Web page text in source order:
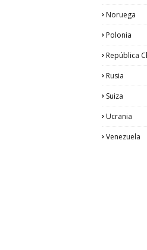
Noruega
Polonia
República
Rusia
Suiza
Ucrania
Venezuela